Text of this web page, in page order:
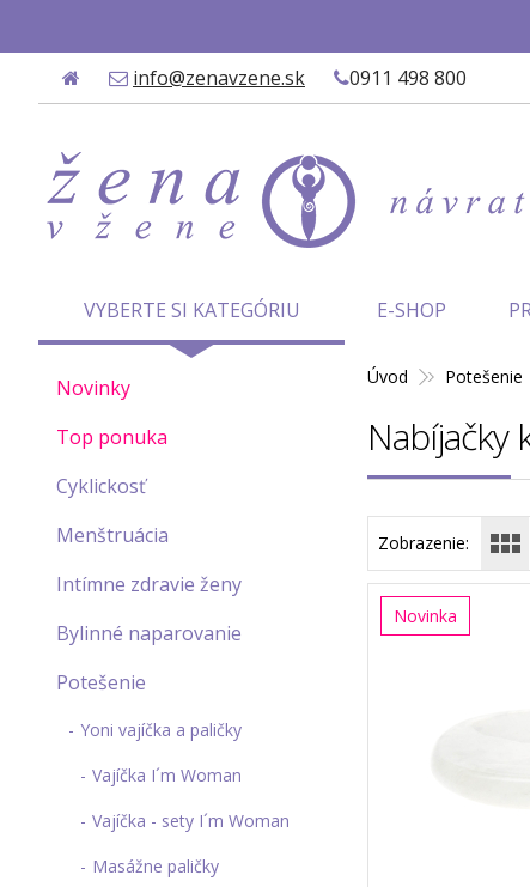
info@zenavzene.sk 0911 498 800
Úvod Potešenie
Nabíjačky
Zobrazenie:
Novinka
Novinky
Top ponuka
Cyklickosť
Menštruácia
Intímne zdravie ženy
Bylinné naparovanie
Potešenie
Yoni vajíčka a paličky
Vajíčka I´m Woman
Vajíčka - sety I´m Woman
Masážne paličky
VYBERTE SI KATEGÓRIU E-SHOP